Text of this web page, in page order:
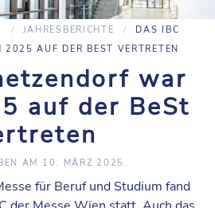
JAHRESBERICHTE
DAS IBC
2025 AUF DER BEST VERTRETEN
war
auf der BeSt
AM 10. MÄRZ 2025 .
für Beruf und Studium fand